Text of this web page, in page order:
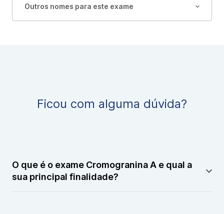
Outros nomes para este exame
Ficou com alguma dúvida?
O que é o exame Cromogranina A e qual a
sua principal finalidade?